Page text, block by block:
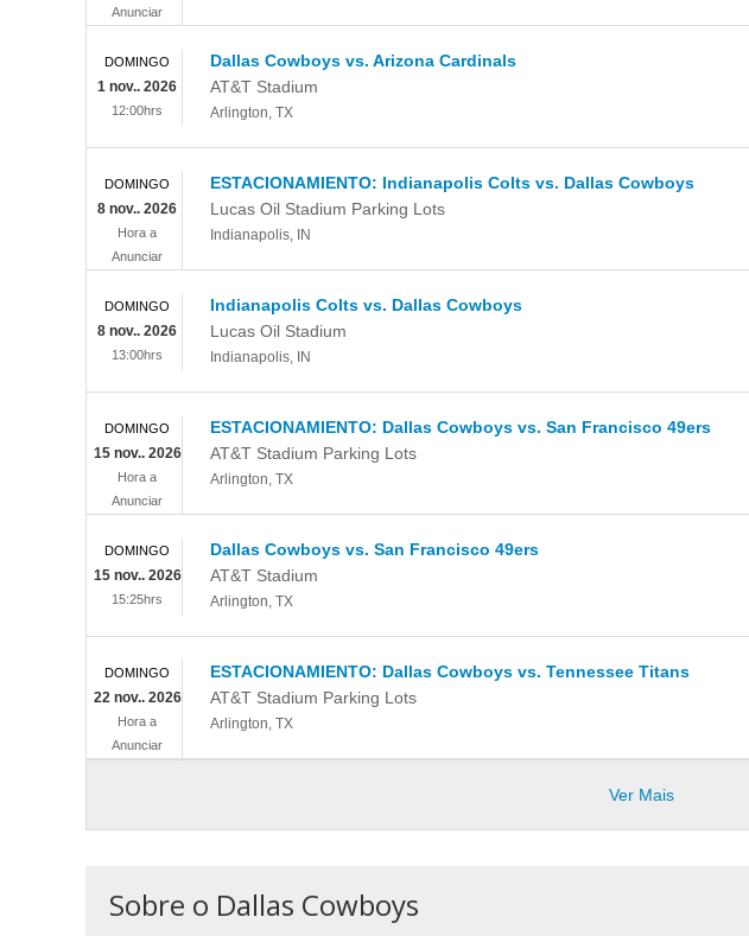
Anunciar
Dallas Cowboys vs. Arizona Cardinals
AT&T Stadium
Arlington, TX
DOMINGO
1 nov.. 2026
12:00hrs
ESTACIONAMIENTO: Indianapolis Colts vs. Dallas Cowboys
Lucas Oil Stadium Parking Lots
Indianapolis, IN
DOMINGO
8 nov.. 2026
Hora a
Anunciar
Indianapolis Colts vs. Dallas Cowboys
Lucas Oil Stadium
Indianapolis, IN
DOMINGO
8 nov.. 2026
13:00hrs
ESTACIONAMIENTO: Dallas Cowboys vs. San Francisco 49ers
AT&T Stadium Parking Lots
Arlington, TX
DOMINGO
15 nov.. 2026
Hora a
Anunciar
Dallas Cowboys vs. San Francisco 49ers
AT&T Stadium
Arlington, TX
DOMINGO
15 nov.. 2026
15:25hrs
ESTACIONAMIENTO: Dallas Cowboys vs. Tennessee Titans
AT&T Stadium Parking Lots
Arlington, TX
DOMINGO
22 nov.. 2026
Hora a
Anunciar
Ver Mais
Sobre o Dallas Cowboys